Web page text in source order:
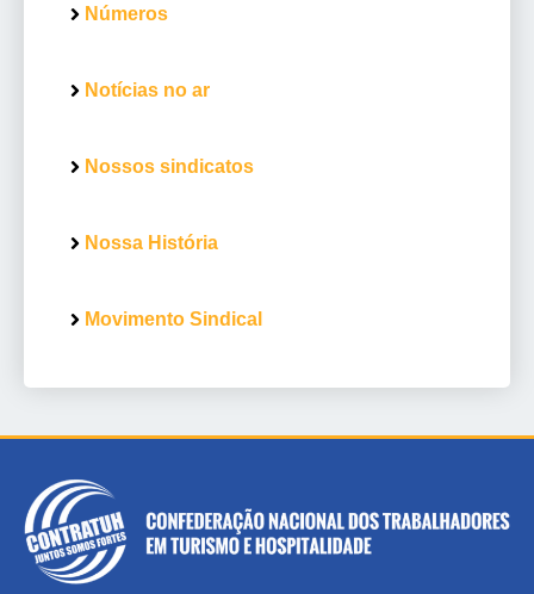
Números
Notícias no ar
Nossos sindicatos
Nossa História
Movimento Sindical